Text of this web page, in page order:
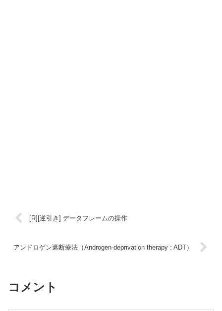
[R][逆引き] データフレームの操作
アンドロゲン遮断療法（Androgen-deprivation therapy : ADT）
コメント